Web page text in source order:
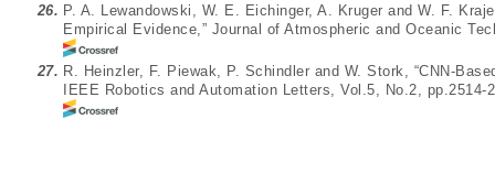
26. P. A. Lewandowski, W. E. Eichinger, A. Kruger and W. F.
Empirical Evidence,” Journal of Atmospheric and Oceanic
27. R. Heinzler, F. Piewak, P. Schindler and W. Stork, “CNN-
IEEE Robotics and Automation Letters, Vol.5, No.2, pp.2514-